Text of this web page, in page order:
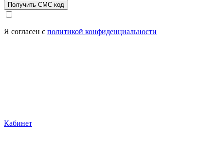
Получить СМС код
Я согласен с политикой конфиденциальности
Кабинет